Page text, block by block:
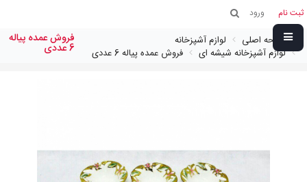
ثبت نام ورود
صفحه اصلی
لوازم آشپزخانه
لوازم آشپزخانه شیشه ای
فروش عمده پیاله 6 عددی
فروش عمده پیاله
6 عددی